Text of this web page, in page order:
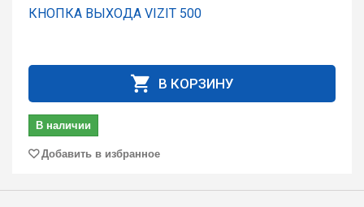
КНОПКА ВЫХОДА VIZIT 500
В КОРЗИНУ
В наличии
Добавить в избранное